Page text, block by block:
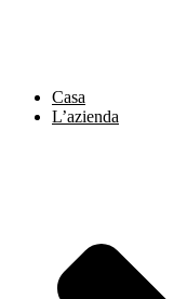
Casa
L’azienda